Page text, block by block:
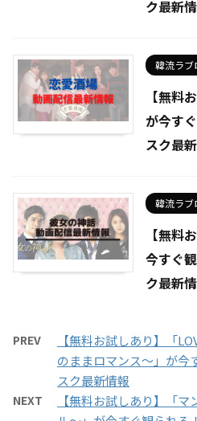
ク最新
韓流ラブ
【無料
が今す
スク最
韓流ラブ
【無料
今すぐ
ク最新
PREV
【無料お試しあり】「
のままロマンス～」が今
スク最新情報
NEXT
【無料お試しあり】「